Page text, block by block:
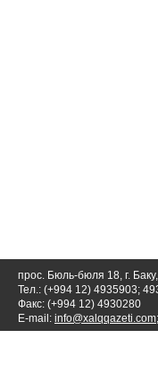
прос. Бюль-бюля 18, г.
Тел.: (+994 12) 4935903;
Факс: (+994 12) 4930280
E-mail: info@xalqqazeti.com;